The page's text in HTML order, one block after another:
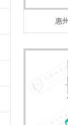
惠